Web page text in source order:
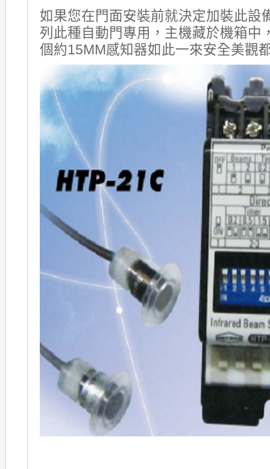
如果您在門面安裝前就決定加裝此設
列此種自動門專用，主機藏於機箱中
個約15MM感知器如此一來安全美觀